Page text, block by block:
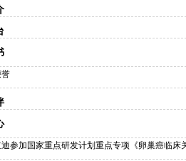
参加国家重点研发计划重点专项《卵巢癌临